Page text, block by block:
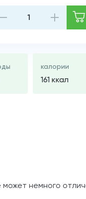
калории
161 ккал
может немного